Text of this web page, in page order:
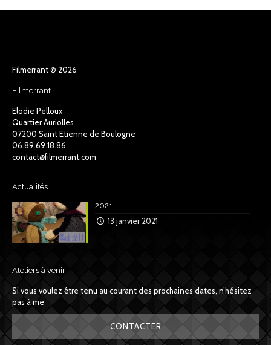
Filmerrant © 2026
Filmerrant
Elodie Pelloux
Quartier Auriolles
07200 Saint Etienne de Boulogne
06.89.69.18.86
contact@filmerrant.com
Actualités
2021…
13 janvier 2021
Ateliers à venir
Si vous voulez être tenu au courant des prochaines dates, n’hésitez
pas à me
CONTACTER